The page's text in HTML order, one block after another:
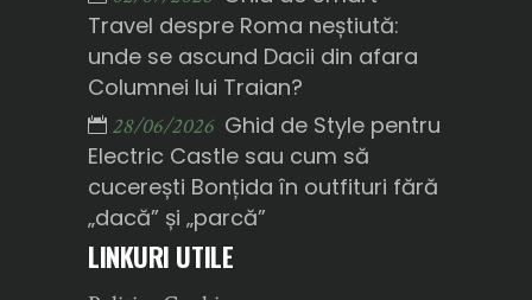
Travel despre Roma neștiută:
unde se ascund Dacii din afara
Columnei lui Traian?
28/06/2026 Ghid de Style pentru
Electric Castle sau cum să
cucerești Bonțida în outfituri fără
„dacă” și „parcă”
LINKURI UTILE